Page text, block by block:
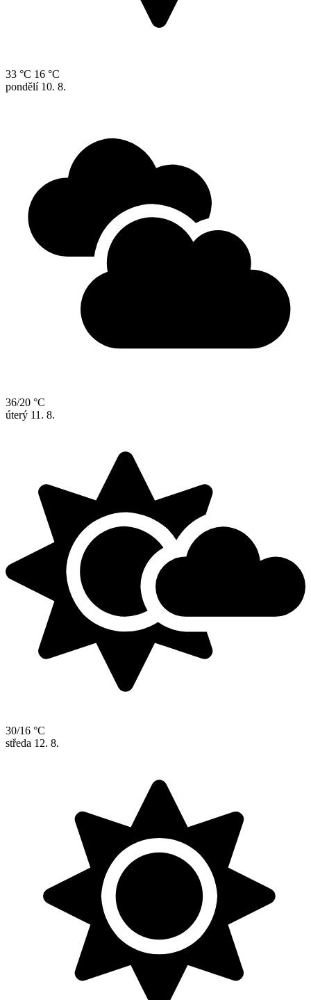
33 °C 16 °C
pondělí 10. 8.
36/20 °C
úterý 11. 8.
30/16 °C
středa 12. 8.